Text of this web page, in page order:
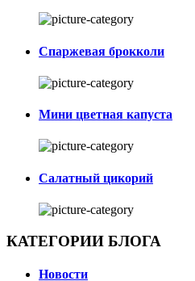
Спаржевая брокколи
Мини цветная капуста
Салатный цикорий
КАТЕГОРИИ БЛОГА
Новости